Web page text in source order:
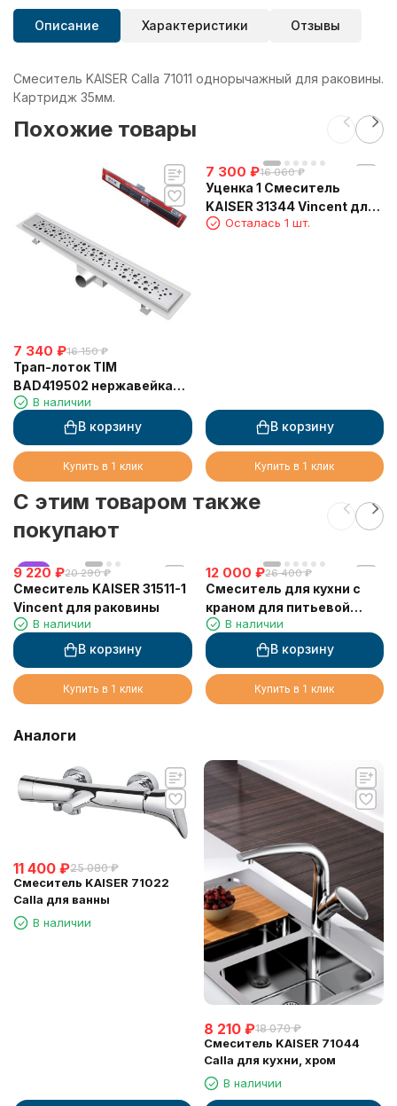
Описание Характеристики Отзывы
Смеситель KAISER Calla 71011 однорычажный для раковины.
Картридж 35мм.
Похожие товары
7 340 ₽16 150 ₽
Трап-лоток TIM
BAD419502 нержавейка
70х950 мм
В наличии
В корзину
Купить в 1 клик
7 300 ₽16 060 ₽
Уценка 1 Смеситель
KAISER 31344 Vincent для
кухни, хром
Осталась 1 шт.
В корзину
Купить в 1 клик
C этим товаром также
покупают
хит
9 220 ₽20 290 ₽
Смеситель KAISER 31511-1
Vincent для раковины
В наличии
В корзину
Купить в 1 клик
12 000 ₽26 400 ₽
Смеситель для кухни с
краном для питьевой
воды VIKO V-5532
В наличии
В корзину
Купить в 1 клик
Аналоги
11 400 ₽25 080 ₽
Смеситель KAISER 71022
Calla для ванны
В наличии
8 210 ₽18 070 ₽
Смеситель KAISER 71044
Calla для кухни, хром
В наличии